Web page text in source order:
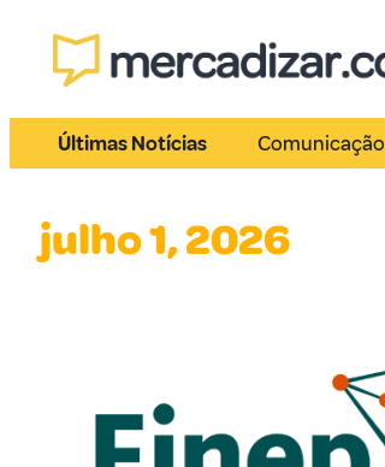
Últimas Notícias Comunicação
julho 1, 2026